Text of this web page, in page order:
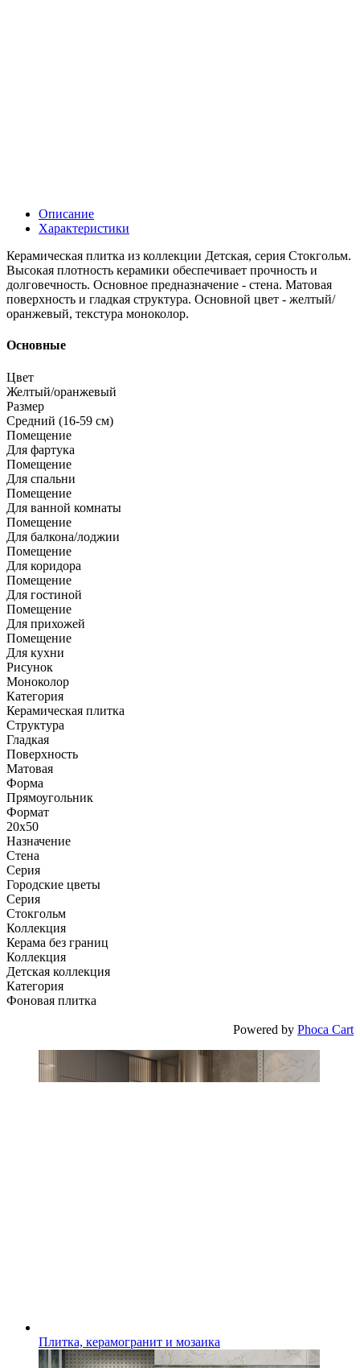
Описание
Характеристики
Керамическая плитка из коллекции Детская, серия Стокгольм.
Высокая плотность керамики обеспечивает прочность и
долговечность. Основное предназначение - стена. Матовая
поверхность и гладкая структура. Основной цвет - желтый/
оранжевый, текстура моноколор.
Основные
Цвет
Желтый/оранжевый
Размер
Средний (16-59 см)
Помещение
Для фартука
Помещение
Для спальни
Помещение
Для ванной комнаты
Помещение
Для балкона/лоджии
Помещение
Для коридора
Помещение
Для гостиной
Помещение
Для прихожей
Помещение
Для кухни
Рисунок
Моноколор
Категория
Керамическая плитка
Структура
Гладкая
Поверхность
Матовая
Форма
Прямоугольник
Формат
20x50
Назначение
Стена
Серия
Городские цветы
Серия
Стокгольм
Коллекция
Керама без границ
Коллекция
Детская коллекция
Категория
Фоновая плитка
Powered by Phoca Cart
Плитка, керамогранит и мозаика